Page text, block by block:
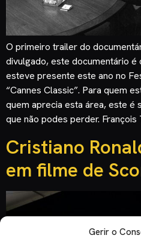
Gerir o
O primeiro trailer do
divulgado, este documentário é
esteve presente este ano no
“Cannes Classic”. Para quem
quem aprecia esta área, este é
que não podes perder.
Cristiano
em filme de